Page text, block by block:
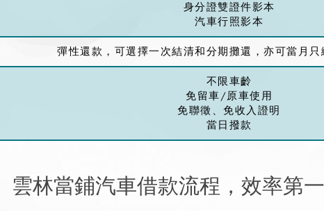
身分證雙證件影本
汽車行照影本
彈性還款，可選擇一次結清和分期攤還，亦可當月
不限車齡
免留車/原車使用
免聯徵、免收入證明
當日撥款
雲林當鋪汽車借款流程，效率第一